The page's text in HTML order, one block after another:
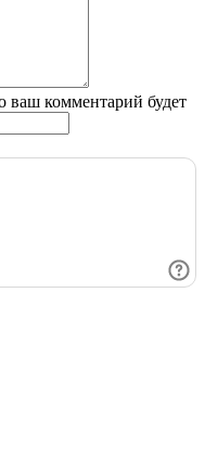
ваш комментарий будет